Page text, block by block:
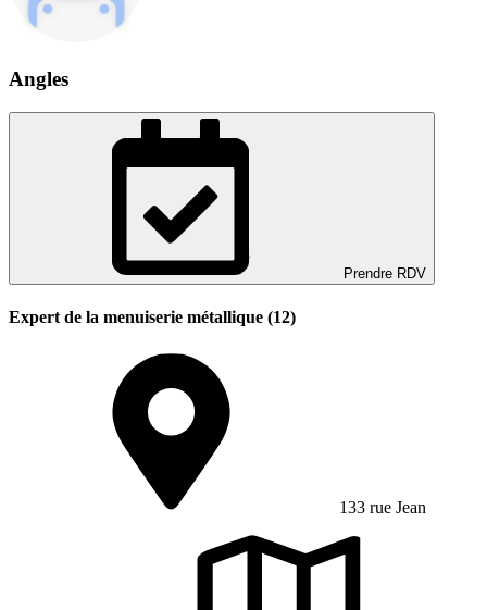
Angles
Prendre RDV
Expert de la menuiserie métallique (12)
133 rue Jean